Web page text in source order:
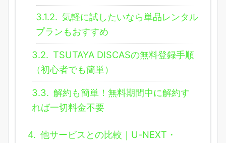
3.1.2. 気軽に試したいなら単品レンタル
プランもおすすめ
3.2. TSUTAYA DISCASの無料登録手順
（初心者でも簡単）
3.3. 解約も簡単！無料期間中に解約す
れば一切料金不要
4. 他サービスとの比較｜U-NEXT・